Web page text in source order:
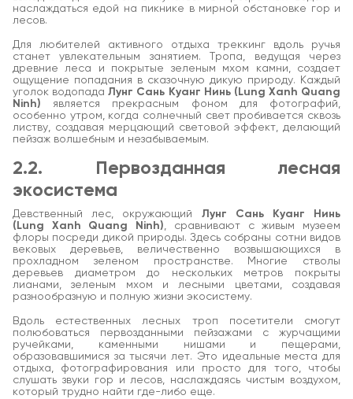
наслаждаться едой на пикнике в мирной обстановке гор и
лесов.
Для любителей активного отдыха треккинг вдоль ручья
станет увлекательным занятием. Тропа, ведущая через
древние леса и покрытые зеленым мхом камни, создает
ощущение попадания в сказочную дикую природу. Каждый
уголок водопадаЛунг Сань Куанг Нинь (Lung Xanh Quang
Ninh) является прекрасным фоном для фотографий,
особенно утром, когда солнечный свет пробивается сквозь
листву, создавая мерцающий световой эффект, делающий
пейзаж волшебным и незабываемым.
2.2. Первозданная лесная
экосистема
Девственный лес, окружающий Лунг Сань Куанг Нинь
(Lung Xanh Quang Ninh), сравнивают с живым музеем
флоры посреди дикой природы. Здесь собраны сотни видов
вековых деревьев, величественно возвышающихся в
прохладном зеленом пространстве. Многие стволы
деревьев диаметром до нескольких метров покрыты
лианами, зеленым мхом и лесными цветами, создавая
разнообразную и полную жизни экосистему.
Вдоль естественных лесных троп посетители смогут
полюбоваться первозданными пейзажами с журчащими
ручейками, каменными нишами и пещерами,
образовавшимися за тысячи лет. Это идеальные места для
отдыха, фотографирования или просто для того, чтобы
слушать звуки гор и лесов, наслаждаясь чистым воздухом,
который трудно найти где-либо еще.